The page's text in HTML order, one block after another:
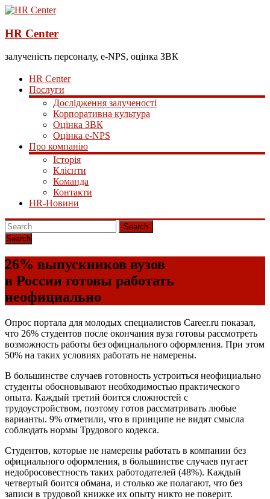
HR Center
залученість персоналу, e-NPS, оцінка ЗВК
HR Center
Послуги
Дослідження залученості
Корпоративна культура
Оцінка ЗВК
Оцінка e-NPS
Про компанію
Історія
Клієнти
Команда
Контакти
HR-Новини
Search
26% выпускников вузов
в России готовы работать
неофициально
Опрос портала для молодых специалистов Career.ru показал,
что 26% студентов после окончания вуза готовы рассмотреть
возможность работы без официального оформления. При этом
50% на таких условиях работать не намерены.
В большинстве случаев готовность устроиться неофициально
студенты обосновывают необходимостью практического
опыта. Каждый третий боится сложностей с
трудоустройством, поэтому готов рассматривать любые
варианты. 9% отметили, что в принципе не видят смысла
соблюдать нормы Трудового кодекса.
Студентов, которые не намерены работать в компании без
официального оформления, в большинстве случаев пугает
недобросовестность таких работодателей (48%). Каждый
четвертый боится обмана, и столько же полагают, что без
записи в трудовой книжке их опыту никто не поверит.